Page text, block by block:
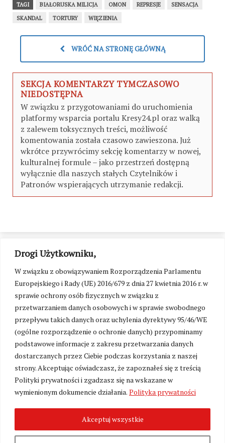
Drogi Użytkowniku,
W związku z obowiązywaniem Rozporządzenia Parlamentu
Europejskiego i Rady (UE) 2016/679 z dnia 27 kwietnia 2016 r. w
sprawie ochrony osób fizycznych w związku z
przetwarzaniem danych osobowych i w sprawie swobodnego
przepływu takich danych oraz uchylenia dyrektywy 95/46/WE
(ogólne rozporządzenie o ochronie danych) przypominamy
podstawowe informacje z zakresu przetwarzania danych
dostarczanych przez Ciebie podczas korzystania z naszej
strony. Akceptując oświadczasz, że zapoznałeś się z treścią
Polityki prywatności i zgadzasz się na wskazane w
wymienionym dokumencie działania. Polityka prywatności
Akceptuj wszystkie
TAGI BIAŁORUSKA MILICJA OMON REPRESJE
SENSACJA
SKANDAL
TORTURY WIĘZIENIA
WRÓĆ NA STRONĘ GŁÓWNĄ
SEKCJA KOMENTARZY TYMCZASOWO
NIEDOSTĘPNA
W związku z przygotowaniami do uruchomienia
platformy wsparcia portalu Kresy24.pl oraz walką
z zalewem toksycznych treści, możliwość
komentowania została czasowo zawieszona. Już
wkrótce przywrócimy sekcję komentarzy w nowej,
kulturalnej formule – jako przestrzeń dostępną
wyłącznie dla naszych stałych Czytelników i
Patronów wspierających utrzymanie redakcji.
Zmień ustawienia cookies
2026. Wszelkie Prawa Zastrzeżone.
Polityka prywatności